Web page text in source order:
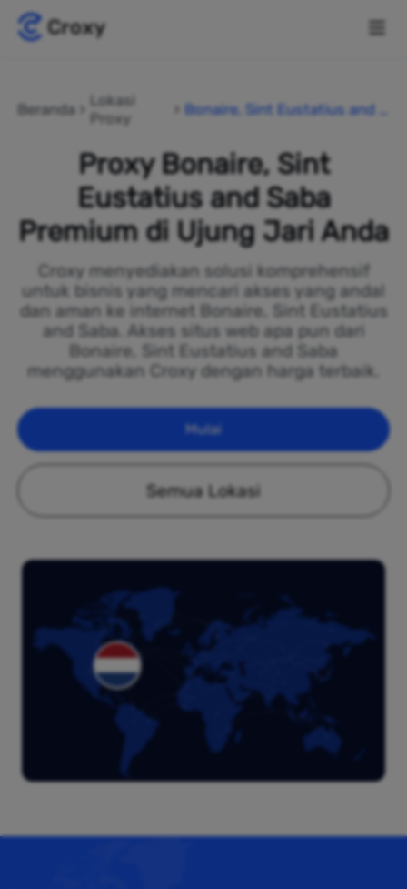
Beranda
Lokasi
Proxy
Bonaire, Sint Eustatius and S
Proxy Bonaire, Sint
Eustatius and Saba
Premium di Ujung Jari Anda
Croxy menyediakan solusi komprehensif
untuk bisnis yang mencari akses yang andal
dan aman ke internet Bonaire, Sint Eustatius
and Saba. Akses situs web apa pun dari
Bonaire, Sint Eustatius and Saba
menggunakan Croxy dengan harga terbaik.
Mulai
Semua Lokasi